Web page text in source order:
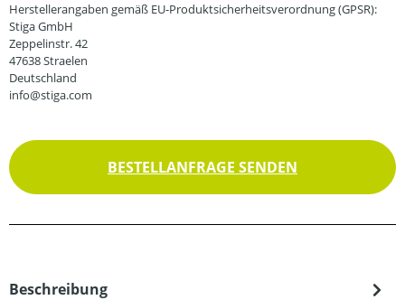
Herstellerangaben gemäß EU-Produktsicherheitsverordnung (GPSR):
Stiga GmbH
Zeppelinstr. 42
47638 Straelen
Deutschland
info@stiga.com
BESTELLANFRAGE SENDEN
Beschreibung